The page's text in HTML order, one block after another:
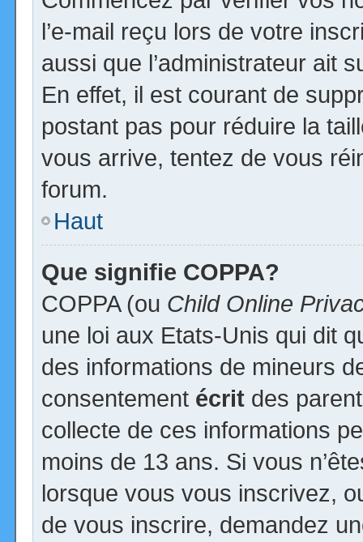
l’e-mail reçu lors de votre
aussi que l’administrateur ait
En effet, il est courant de
postant pas pour réduire la
vous arrive, tentez de vous
forum.
Haut
Que signifie COPPA?
COPPA (ou Child Online
une loi aux Etats-Unis qui dit
des informations de mineurs
consentement écrit des
collecte de ces informations
moins de 13 ans. Si vous
lorsque vous vous inscrivez,
de vous inscrire, demandez